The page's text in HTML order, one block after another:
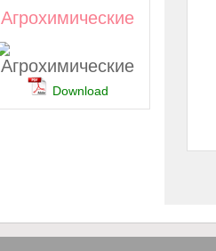
Агрохимические
Download